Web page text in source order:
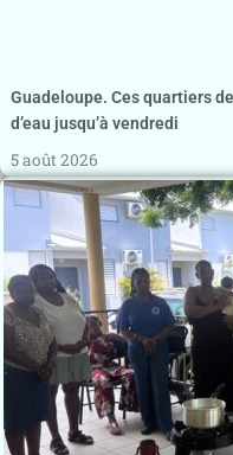
Guadeloupe. Ces quartiers
d’eau jusqu’à vendredi
5 août 2026